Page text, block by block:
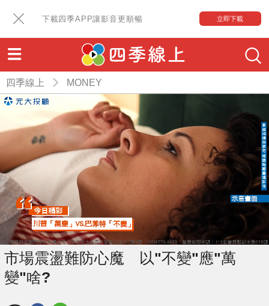
下載四季APP讓影音更順暢 立即下載
四季線上 MONEY
市場震盪難防心魔 以"不變"應"萬
變"啥?